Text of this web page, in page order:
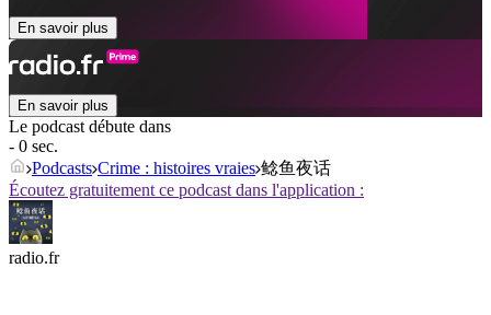
En savoir plus
En savoir plus
Le podcast débute dans
- 0 sec.
Podcasts Crime : histoires vraies 鲶鱼夜话
Écoutez gratuitement ce podcast dans l'application :
radio.fr